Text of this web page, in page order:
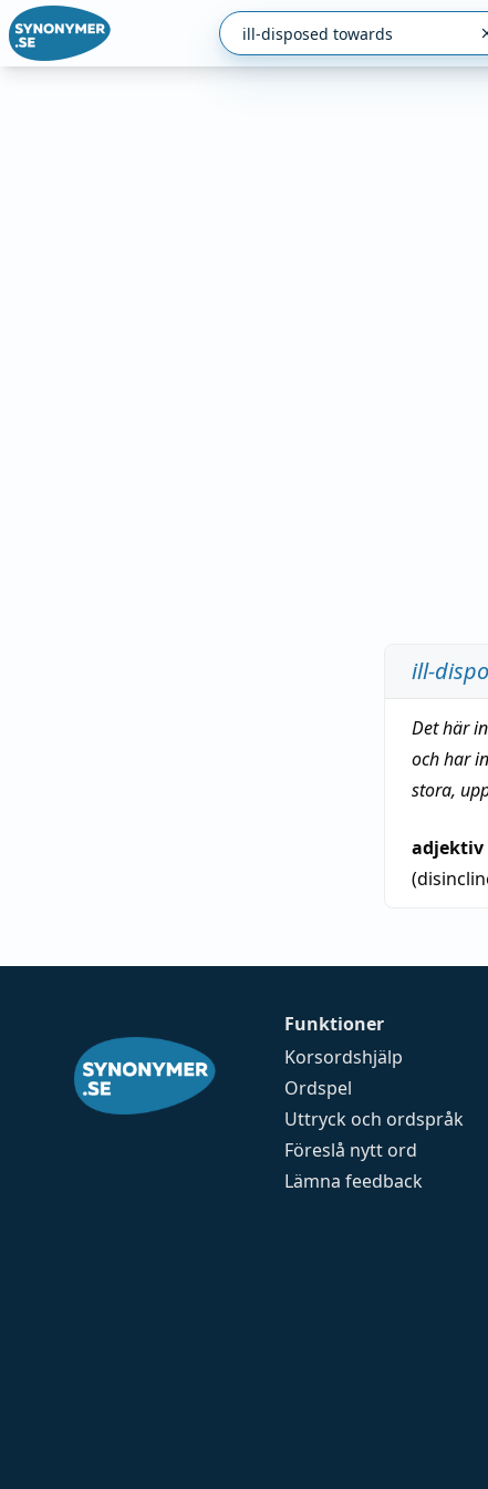
ill-
Det här
och har
stora,
adjektiv
Funktioner
Korsordshjälp
Ordspel
Uttryck och ordspråk
Föreslå nytt ord
Lämna feedback